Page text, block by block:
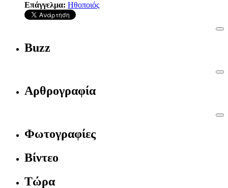
Επάγγελμα: Ηθοποιός
Buzz
Αρθρογραφία
Φωτογραφίες
Βίντεο
Τώρα